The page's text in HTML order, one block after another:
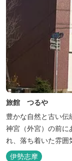
旅館 つるや
豊かな自然と古い
神宮（外宮）の前に
れ、落ち着いた雰囲
す。
伊勢志摩